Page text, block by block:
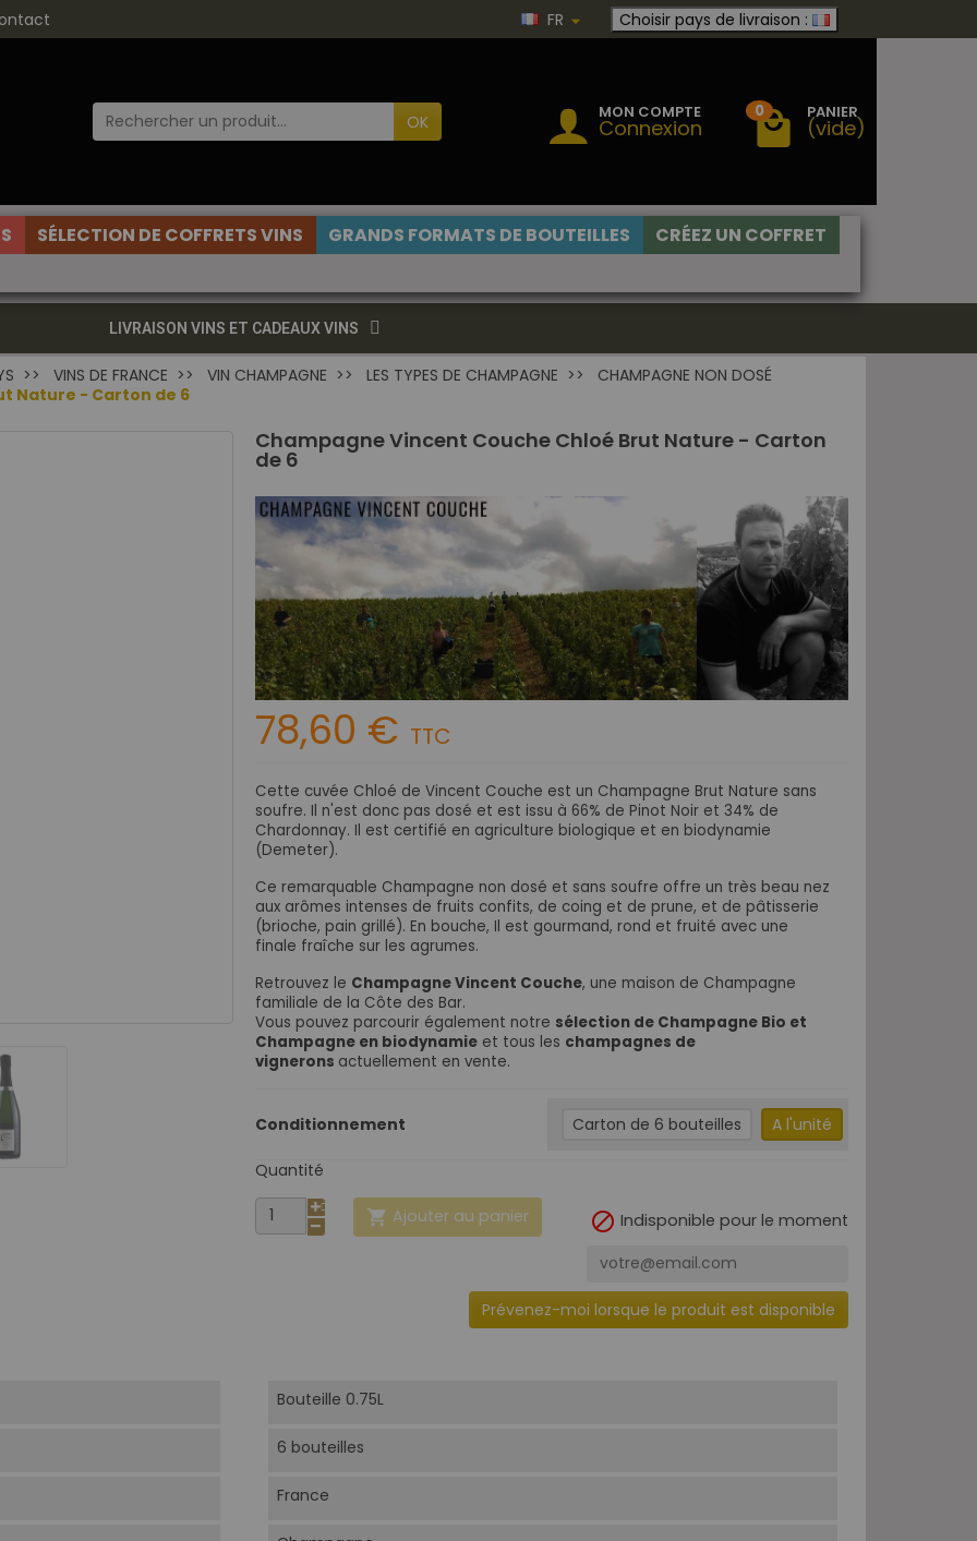
FR Choisir pays de livraison :
OK MON COMPTE
Connexion
0 PANIER
(vide)
SÉLECTION DE COFFRETS VINS GRANDS FORMATS DE BOUTEILLES
CRÉEZ UN COFFRET
LIVRAISON VINS ET CADEAUX VINS
VINS DE FRANCE VIN CHAMPAGNE LES TYPES DE CHAMPAGNE
CHAMPAGNE NON DOSÉ
Nature - Carton de 6
Champagne Vincent Couche Chloé Brut Nature - Carton
de 6
78,60 € TTC
Cette cuvée Chloé de Vincent Couche est un Champagne Brut Nature sans
soufre. Il n'est donc pas dosé et est issu à 66% de Pinot Noir et 34% de
Chardonnay. Il est certifié en agriculture biologique et en biodynamie
(Demeter).
Ce remarquable Champagne non dosé et sans soufre offre un très beau nez
aux arômes intenses de fruits confits, de coing et de prune, et de pâtisserie
(brioche, pain grillé). En bouche, Il est gourmand, rond et fruité avec une
finale fraîche sur les agrumes.
Retrouvez le Champagne Vincent Couche, une maison de Champagne
familiale de la Côte des Bar.
Vous pouvez parcourir également notre sélection de Champagne Bio et
Champagne en biodynamie et tous les champagnes de
vignerons actuellement en vente.
Conditionnement Carton de 6 bouteilles A l'unité
Quantité
 Ajouter au panier  Indisponible pour le moment
Prévenez-moi lorsque le produit est disponible
Bouteille 0.75L
6 bouteilles
France